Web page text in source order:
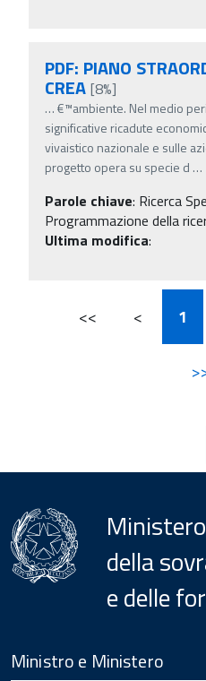
PDF: PIANO
CREA [8%]
…€™ambiente. Nel medio
significative ricadute
vivaistico nazionale e sulle
progetto opera su specie d …
Parole chiave: Ricerca
Programmazione della
Ultima modifica:
<< < 1
della
e delle
Footer
Ministro e Ministero